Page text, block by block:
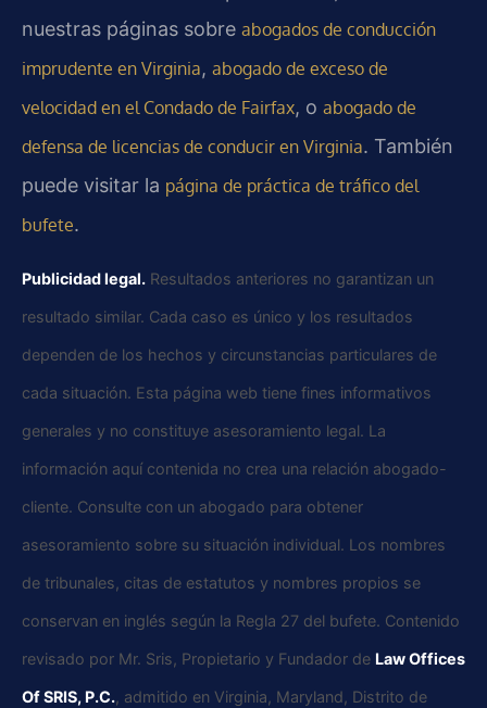
nuestras páginas sobre abogados de conducción
imprudente en Virginia, abogado de exceso de
velocidad en el Condado de Fairfax, o abogado de
defensa de licencias de conducir en Virginia. También
puede visitar la página de práctica de tráfico del
bufete.
Publicidad legal. Resultados anteriores no garantizan un
resultado similar. Cada caso es único y los resultados
dependen de los hechos y circunstancias particulares de
cada situación. Esta página web tiene fines informativos
generales y no constituye asesoramiento legal. La
información aquí contenida no crea una relación abogado-
cliente. Consulte con un abogado para obtener
asesoramiento sobre su situación individual. Los nombres
de tribunales, citas de estatutos y nombres propios se
conservan en inglés según la Regla 27 del bufete. Contenido
revisado por Mr. Sris, Propietario y Fundador de Law Offices
Of SRIS, P.C., admitido en Virginia, Maryland, Distrito de